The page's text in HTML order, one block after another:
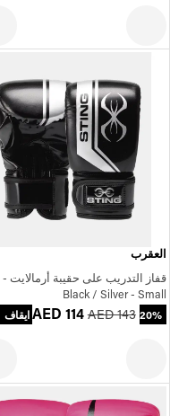
العقرب
قفاز التدريب على حقيبة أرمالايت -
Black / Silver - Small
AED 114 AED 143 20% ايقاف